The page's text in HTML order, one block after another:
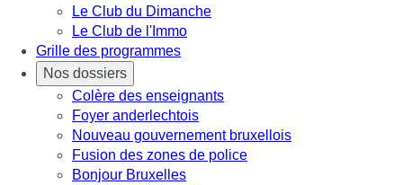
Le Club du Dimanche
Le Club de l'Immo
Grille des programmes
Nos dossiers
Colère des enseignants
Foyer anderlechtois
Nouveau gouvernement bruxellois
Fusion des zones de police
Bonjour Bruxelles